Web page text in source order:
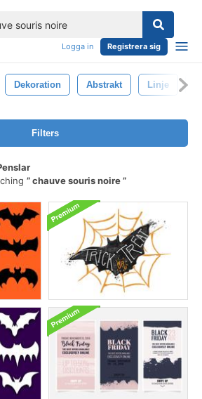
Logga in Registrera sig
Dekoration Abstrakt Linje
Filters
chauve souris noire